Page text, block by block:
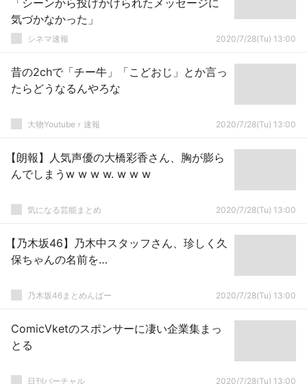
「シーンから投げかけられたメッセージに
気づかなかった」
シネマ速報 2020/7/28(Tu) 13:00
昔の2chで「チー牛」「こどおじ」とか言っ
たらどうなるんやろな
大物Youtubeｒ速報 2020/7/28(Tu) 13:00
【朗報】人気声優の大橋彩香さん、胸が膨ら
んでしまうw w w w. w w w
気になる芸能まとめ 2020/7/28(Tu) 13:00
【乃木坂46】乃木中スタッフさん、珍しく久
保ちゃんの名前を…
乃木坂46まとめんばー 2020/7/28(Tu) 13:00
ComicVketのスポンサーに凄い企業集まっ
とる
日刊バーチャル 2020/7/28(Tu) 13:00